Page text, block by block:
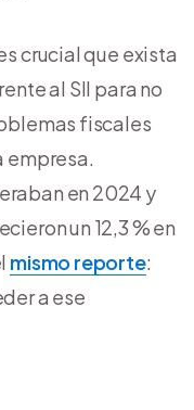
crucial que exista
al SII para no
fiscales
en 2024 y
un 12,3 % en
mismo reporte:
a ese